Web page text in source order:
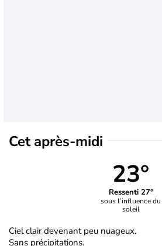
Cet après-midi
23°
Ressenti 27°
sous l’influence du
soleil
Ciel clair devenant peu nuageux.
Sans précipitations.